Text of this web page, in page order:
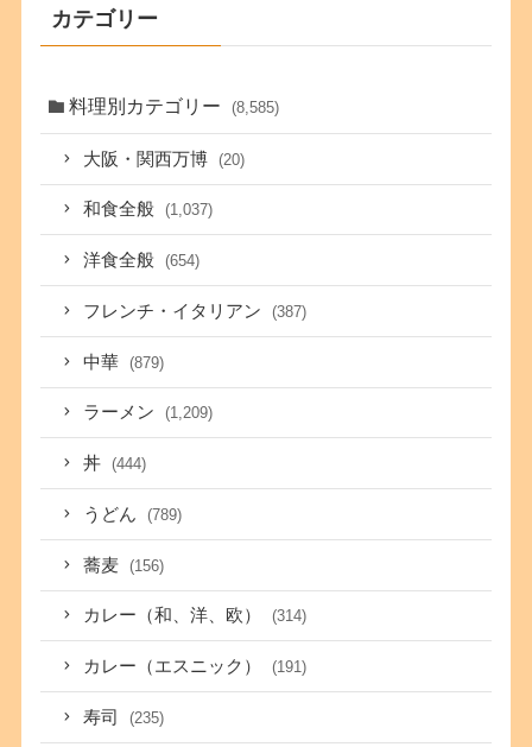
カテゴリー
料理別カテゴリー (8,585)
大阪・関西万博 (20)
和食全般 (1,037)
洋食全般 (654)
フレンチ・イタリアン (387)
中華 (879)
ラーメン (1,209)
丼 (444)
うどん (789)
蕎麦 (156)
カレー（和、洋、欧） (314)
カレー（エスニック） (191)
寿司 (235)